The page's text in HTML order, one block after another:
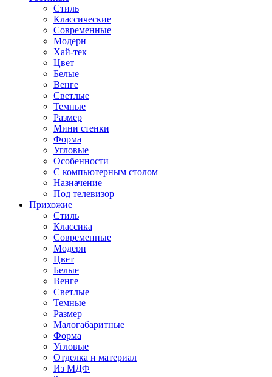
Стиль
Классические
Современные
Модерн
Хай-тек
Цвет
Белые
Венге
Светлые
Темные
Размер
Мини стенки
Форма
Угловые
Особенности
С компьютерным столом
Назначение
Под телевизор
Прихожие
Стиль
Классика
Современные
Модерн
Цвет
Белые
Венге
Светлые
Темные
Размер
Малогабаритные
Форма
Угловые
Отделка и материал
Из МДФ